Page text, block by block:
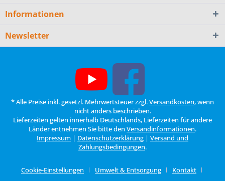
Informationen
Newsletter
* Alle Preise inkl. gesetzl. Mehrwertsteuer zzgl.Versandkosten, wenn
nicht anders beschrieben.
Lieferzeiten gelten innerhalb Deutschlands, Lieferzeiten für andere
Länder entnehmen Sie bitte den Versandinformationen.
Impressum | Datenschutzerklärung | Versand und
Zahlungsbedingungen.
Cookie-Einstellungen Umwelt & Entsorgung
Kontakt